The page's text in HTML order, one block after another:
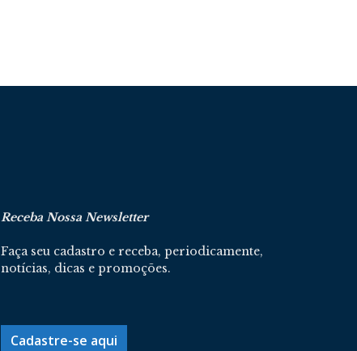
Receba Nossa Newsletter
Faça seu cadastro e receba, periodicamente,
notícias, dicas e promoções.
Cadastre-se aqui